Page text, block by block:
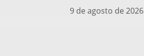
9 de agosto de 2026